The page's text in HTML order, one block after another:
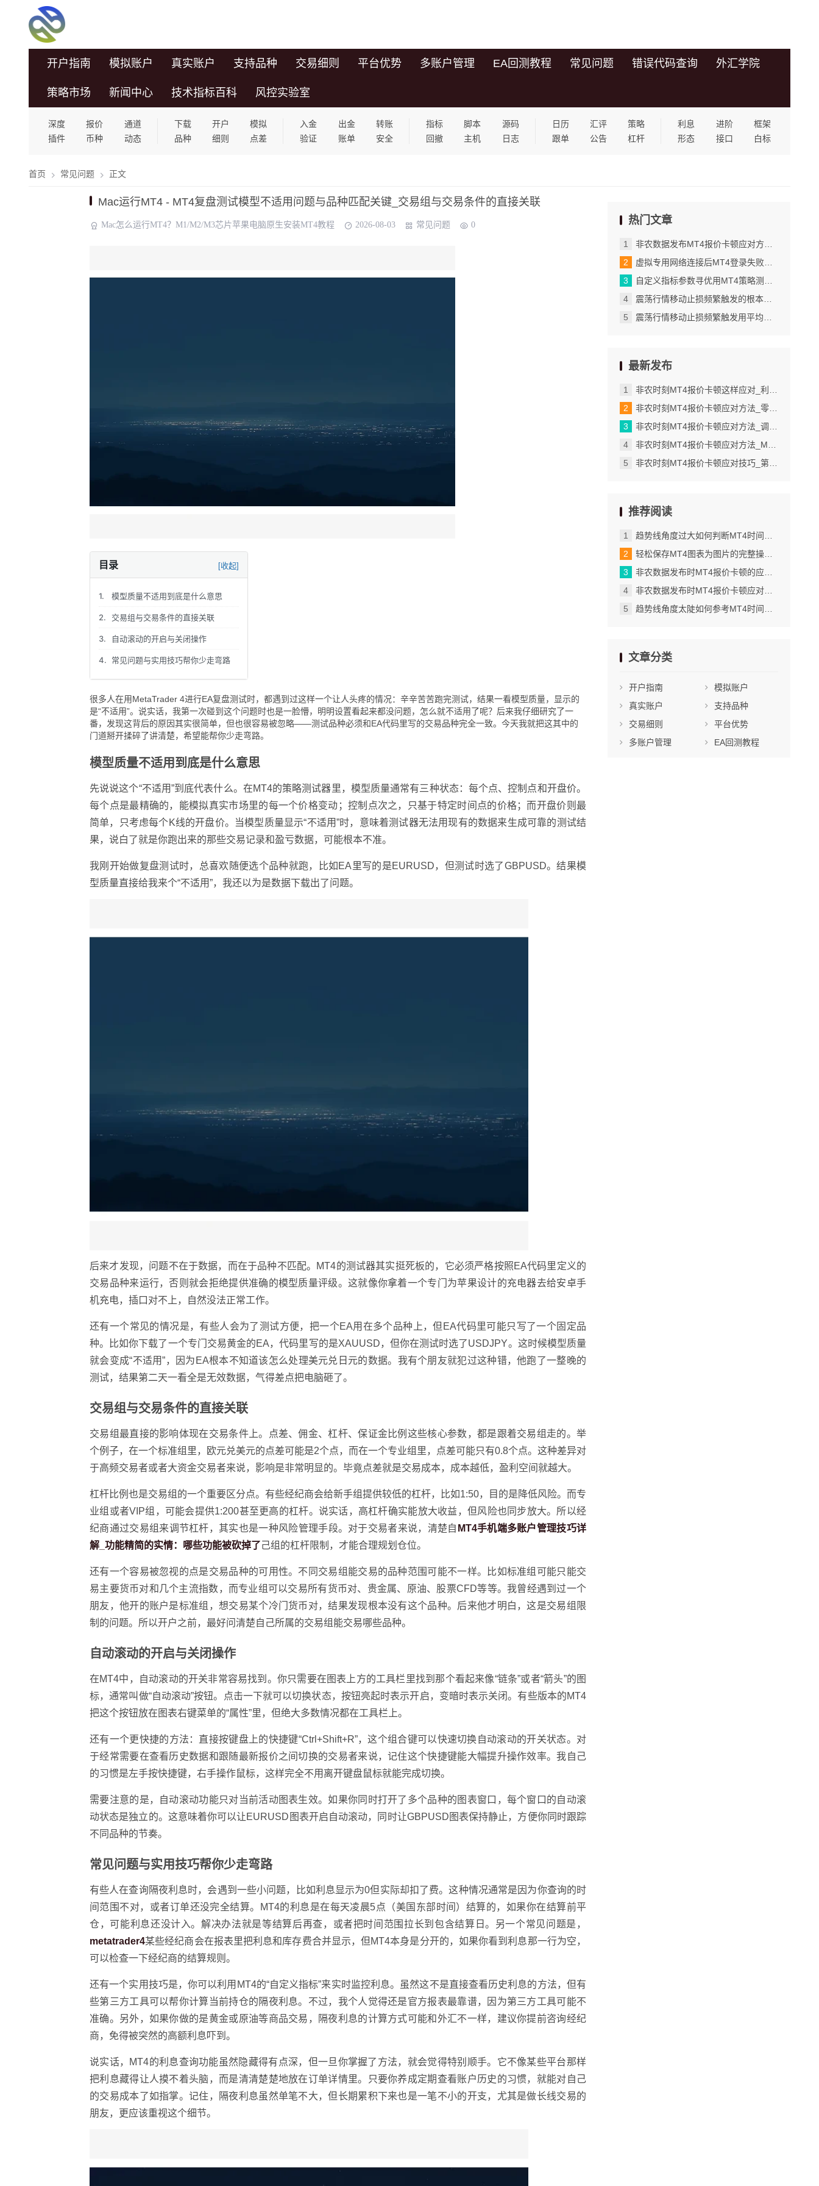
开户指南 模拟账户 真实账户 支持品种 交易细则 平台优势 多账户管理 EA回测教程 常见问题 错误代码查询 外汇学院
策略市场 新闻中心 技术指标百科 风控实验室
深度 报价
通道
插件
币种 动态
下载 开户
模拟
品种
细则 点差
入金 出金
转账
验证
账单 安全
指标 脚本
源码
回撤
主机 日志
日历 汇评
策略
跟单
公告 杠杆
利息 进阶
框架
形态
接口 白标
首页 常见问题 正文
Mac运行MT4 - MT4复盘测试模型不适用问题与品种匹配关键_交易组与交易条件的直接关联
Mac怎么运行MT4？M1/M2/M3芯片苹果电脑原生安装MT4教程 2026-08-03 常见问题 0
目录 [收起]
1. 模型质量不适用到底是什么意思
2. 交易组与交易条件的直接关联
3. 自动滚动的开启与关闭操作
4. 常见问题与实用技巧帮你少走弯路
很多人在用MetaTrader 4进行EA复盘测试时，都遇到过这样一个让人头疼的情况：辛辛苦苦跑完测试，结果一看模型质量，显示的
是“不适用”。说实话，我第一次碰到这个问题时也是一脸懵，明明设置看起来都没问题，怎么就不适用了呢？后来我仔细研究了一
番，发现这背后的原因其实很简单，但也很容易被忽略——测试品种必须和EA代码里写的交易品种完全一致。今天我就把这其中的
门道掰开揉碎了讲清楚，希望能帮你少走弯路。
模型质量不适用到底是什么意思
先说说这个“不适用”到底代表什么。在MT4的策略测试器里，模型质量通常有三种状态：每个点、控制点和开盘价。
每个点是最精确的，能模拟真实市场里的每一个价格变动；控制点次之，只基于特定时间点的价格；而开盘价则最
简单，只考虑每个K线的开盘价。当模型质量显示“不适用”时，意味着测试器无法用现有的数据来生成可靠的测试结
果，说白了就是你跑出来的那些交易记录和盈亏数据，可能根本不准。
我刚开始做复盘测试时，总喜欢随便选个品种就跑，比如EA里写的是EURUSD，但测试时选了GBPUSD。结果模
型质量直接给我来个“不适用”，我还以为是数据下载出了问题。
后来才发现，问题不在于数据，而在于品种不匹配。MT4的测试器其实挺死板的，它必须严格按照EA代码里定义的
交易品种来运行，否则就会拒绝提供准确的模型质量评级。这就像你拿着一个专门为苹果设计的充电器去给安卓手
机充电，插口对不上，自然没法正常工作。
还有一个常见的情况是，有些人会为了测试方便，把一个EA用在多个品种上，但EA代码里可能只写了一个固定品
种。比如你下载了一个专门交易黄金的EA，代码里写的是XAUUSD，但你在测试时选了USDJPY。这时候模型质量
就会变成“不适用”，因为EA根本不知道该怎么处理美元兑日元的数据。我有个朋友就犯过这种错，他跑了一整晚的
测试，结果第二天一看全是无效数据，气得差点把电脑砸了。
交易组与交易条件的直接关联
交易组最直接的影响体现在交易条件上。点差、佣金、杠杆、保证金比例这些核心参数，都是跟着交易组走的。举
个例子，在一个标准组里，欧元兑美元的点差可能是2个点，而在一个专业组里，点差可能只有0.8个点。这种差异对
于高频交易者或者大资金交易者来说，影响是非常明显的。毕竟点差就是交易成本，成本越低，盈利空间就越大。
杠杆比例也是交易组的一个重要区分点。有些经纪商会给新手组提供较低的杠杆，比如1:50，目的是降低风险。而专
业组或者VIP组，可能会提供1:200甚至更高的杠杆。说实话，高杠杆确实能放大收益，但风险也同步放大。所以经
纪商通过交易组来调节杠杆，其实也是一种风险管理手段。对于交易者来说，清楚自 MT4手机端多账户管理技巧详
解_功能精简的实情：哪些功能被砍掉了己组的杠杆限制，才能合理规划仓位。
还有一个容易被忽视的点是交易品种的可用性。不同交易组能交易的品种范围可能不一样。比如标准组可能只能交
易主要货币对和几个主流指数，而专业组可以交易所有货币对、贵金属、原油、股票CFD等等。我曾经遇到过一个
朋友，他开的账户是标准组，想交易某个冷门货币对，结果发现根本没有这个品种。后来他才明白，这是交易组限
制的问题。所以开户之前，最好问清楚自己所属的交易组能交易哪些品种。
自动滚动的开启与关闭操作
在MT4中，自动滚动的开关非常容易找到。你只需要在图表上方的工具栏里找到那个看起来像“链条”或者“箭头”的图
标，通常叫做“自动滚动”按钮。点击一下就可以切换状态，按钮亮起时表示开启，变暗时表示关闭。有些版本的MT4
把这个按钮放在图表右键菜单的“属性”里，但绝大多数情况都在工具栏上。
还有一个更快捷的方法：直接按键盘上的快捷键“Ctrl+Shift+R”，这个组合键可以快速切换自动滚动的开关状态。对
于经常需要在查看历史数据和跟随最新报价之间切换的交易者来说，记住这个快捷键能大幅提升操作效率。我自己
的习惯是左手按快捷键，右手操作鼠标，这样完全不用离开键盘鼠标就能完成切换。
需要注意的是，自动滚动功能只对当前活动图表生效。如果你同时打开了多个品种的图表窗口，每个窗口的自动滚
动状态是独立的。这意味着你可以让EURUSD图表开启自动滚动，同时让GBPUSD图表保持静止，方便你同时跟踪
不同品种的节奏。
常见问题与实用技巧帮你少走弯路
有些人在查询隔夜利息时，会遇到一些小问题，比如利息显示为0但实际却扣了费。这种情况通常是因为你查询的时
间范围不对，或者订单还没完全结算。MT4的利息是在每天凌晨5点（美国东部时间）结算的，如果你在结算前平
仓，可能利息还没计入。解决办法就是等结算后再查，或者把时间范围拉长到包含结算日。另一个常见问题是，
metatrader4某些经纪商会在报表里把利息和库存费合并显示，但MT4本身是分开的，如果你看到利息那一行为空，
可以检查一下经纪商的结算规则。
还有一个实用技巧是，你可以利用MT4的“自定义指标”来实时监控利息。虽然这不是直接查看历史利息的方法，但有
些第三方工具可以帮你计算当前持仓的隔夜利息。不过，我个人觉得还是官方报表最靠谱，因为第三方工具可能不
准确。另外，如果你做的是黄金或原油等商品交易，隔夜利息的计算方式可能和外汇不一样，建议你提前咨询经纪
商，免得被突然的高额利息吓到。
说实话，MT4的利息查询功能虽然隐藏得有点深，但一旦你掌握了方法，就会觉得特别顺手。它不像某些平台那样
把利息藏得让人摸不着头脑，而是清清楚楚地放在订单详情里。只要你养成定期查看账户历史的习惯，就能对自己
的交易成本了如指掌。记住，隔夜利息虽然单笔不大，但长期累积下来也是一笔不小的开支，尤其是做长线交易的
朋友，更应该重视这个细节。
热门文章
非农数据发布MT4报价卡顿应对方法_实战案例与常见问题解决方案
虚拟专用网络连接后MT4登录失败的代理设置解决_实际应用场景与设置建议
自定义指标参数寻优用MT4策略测试器实现_软件配置错误或版本太旧惹的祸
震荡行情移动止损频繁触发的根本解决思路_调整列表顺序提升使用效率
震荡行情移动止损频繁触发用平均波幅解决_网络延迟与数据刷新机制的影响
最新发布
非农时刻MT4报价卡顿这样应对_利用报告功能批量导出交易详情
非农时刻MT4报价卡顿应对方法_零轴颜色自定义的实际应用场景
非农时刻MT4报价卡顿应对方法_调整K线图的主体颜色
非农时刻MT4报价卡顿应对方法_MT4检查订单修改是否成功的具体步骤
非农时刻MT4报价卡顿应对技巧_第三步管理多个模板并灵活切换使用
推荐阅读
趋势线角度过大如何判断MT4时间框架决定有效性_多账户切换时的记住密码技巧
轻松保存MT4图表为图片的完整操作步骤_手动刷新数据窗口的实用操作步骤
非农数据发布时MT4报价卡顿的应对办法_市场报价窗口的显示模式被意外切换
非农数据发布时MT4报价卡顿应对技巧_将自定义模板设为默认的具体步骤
趋势线角度太陡如何参考MT4时间框架验证有效性_提醒功能的实际应用场景
文章分类
开户指南
模拟账户
真实账户
支持品种
交易细则
平台优势
多账户管理
EA回测教程